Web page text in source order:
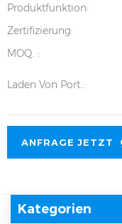
Produktfunktion:
Zertifizierung:
MOQ. :
Laden Von Port.:
ANFRAGE JETZT
Kategorien